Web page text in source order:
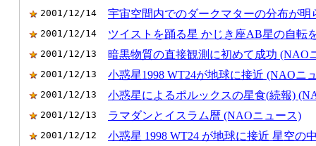
2001/12/14 宇宙空間内でのダークマターの分布が明
2001/12/14 ツイストを踊る星 かじき座AB星の自転
2001/12/13 暗黒物質の直接観測に初めて成功 (NAO
2001/12/13 小惑星1998 WT24が地球に接近 (NAOニ
2001/12/13 小惑星によるポルックスの星食(続報)
2001/12/13 ラマダンとイスラム暦 (NAOニュース)
2001/12/12 小惑星 1998 WT24 が地球に接近 星空の